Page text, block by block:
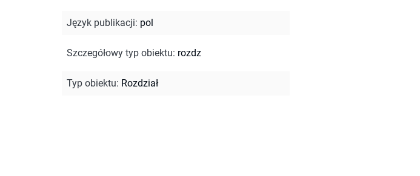
Język publikacji: pol
Szczegółowy typ obiektu: rozdz
Typ obiektu: Rozdział